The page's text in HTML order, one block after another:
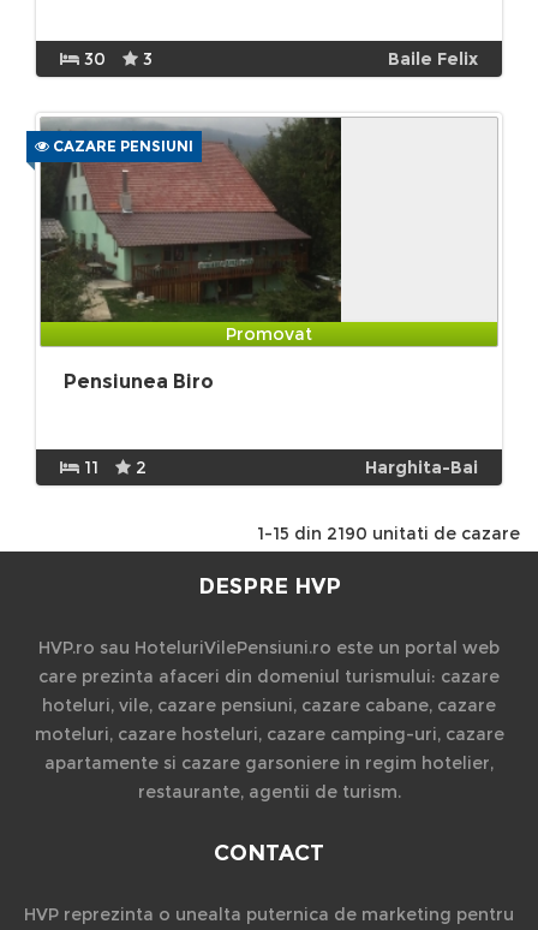
30 3 Baile Felix
CAZARE PENSIUNI
Promovat
Pensiunea Biro
11 2 Harghita-Bai
1-15 din 2190 unitati de cazare
DESPRE HVP
HVP.ro sau HoteluriVilePensiuni.ro este un portal web
care prezinta afaceri din domeniul turismului: cazare
hoteluri, vile, cazare pensiuni, cazare cabane, cazare
moteluri, cazare hosteluri, cazare camping-uri, cazare
apartamente si cazare garsoniere in regim hotelier,
restaurante, agentii de turism.
CONTACT
HVP reprezinta o unealta puternica de marketing pentru